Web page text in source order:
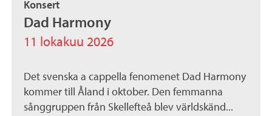
Konsert
Dad Harmony
11 lokakuu 2026
Det svenska a cappella fenomenet Dad Harmony
kommer till Åland i oktober. Den femmanna
sånggruppen från Skellefteå blev världskänd...